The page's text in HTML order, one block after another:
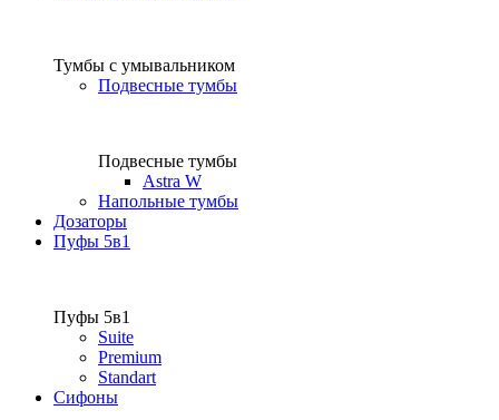
Тумбы с умывальником
Подвесные тумбы
Подвесные тумбы
Astra W
Напольные тумбы
Дозаторы
Пуфы 5в1
Пуфы 5в1
Suite
Premium
Standart
Сифоны